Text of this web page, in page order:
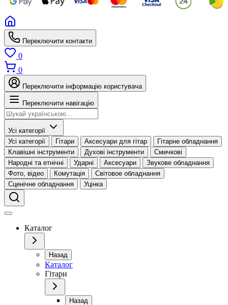
Переключити контакти
0
0
Переключити інформацію користувача
Переключити навігацію
Усі категорії
Усі категорії
Гітари Аксесуари для гітар
Гітарне обладнання
Клавішні інструменти
Духові інструменти
Смичкові
Народні та етнічні
Ударні Аксесуари
Звукове обладнання
Фото, відео
Комутація
Світовое обладнання
Сценічне обладнання
Уцінка
Каталог
Назад
Каталог
Гітари
Назад